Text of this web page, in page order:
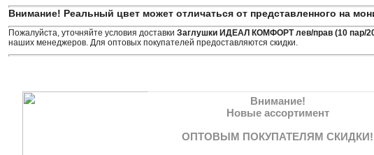
Внимание! Реальный цвет может отличаться от представленного на
Пожалуйста, уточняйте условия доставки Заглушки ИДЕАЛ КОМФОРТ лев/прав (10 пар/
наших менеджеров. Для оптовых покупателей предоставляются скидки.
Внимание!
Новые ассортимент
ОПТОВЫМ ПОКУПАТЕЛЯМ СКИДКИ!